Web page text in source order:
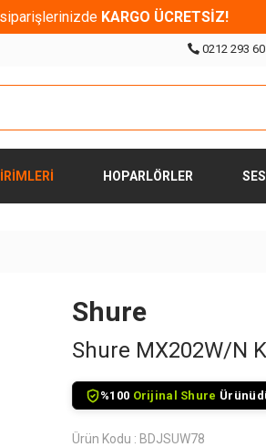
KARGO ÜCRETSİZ!
0212 293
HOPARLÖRLER
Shure
Shure MX202W/N
%100 Orijinal Shure
Ürün Kodu : BDJSUW78